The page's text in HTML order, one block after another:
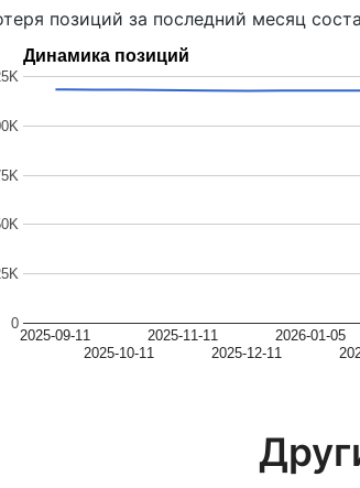
позиций за последний месяц
Динамика позиций
2025-09-11
2025-10-11
2025-11-11
2025-12-11
2026-01-05
0